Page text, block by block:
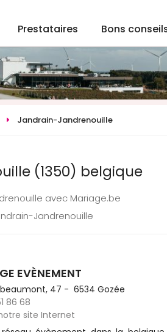
Prestataires Bons
Jandrain-Jandrenouille
(1350) belgique
avec Mariage.be
Jandrenouille
EVÈNEMENT
beaumont, 47 - 6534 Gozée
86 68
site Internet